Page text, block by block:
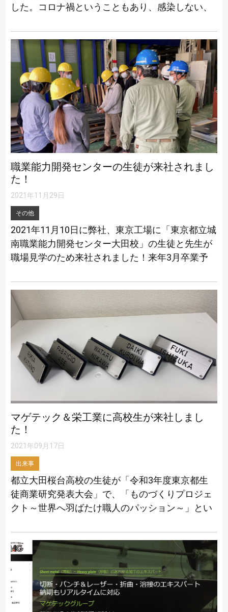
した。コロナ禍ということもあり、感染しない、
かけ開催いたしました。 今期の中間 […]
職業能力開発センターの生徒が来社されまし
た！
2021年11月29日
その他
2021年11月10日に弊社、東京工場に「東京都立城
南職業能力開発センター大田校」の生徒と先生が
職場見学のため来社されました！来年3月卒業予
るのは初めてということで皆、興味 […]
マゲテック＆栄工業に高校生が来社しまし
た！
2021年09月17日
出来事
都立大田桜台高校の生徒が「令和3年度東京都生
徒商業研究発表大会」で、「ものづくりプロジェ
クト～世界へ羽ばたけ職人のパッション～」とい
ク・東京工場に来社されました！ 発表大会の趣旨
[…]